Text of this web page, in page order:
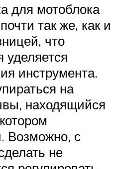
для мотоблока
так же, как и
что
инструмента.
на
находящийся
Возможно, с
не